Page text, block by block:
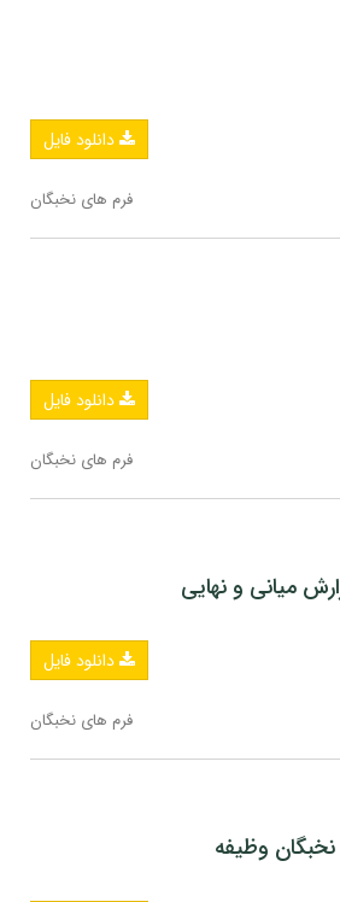
دانلود فایل
فرم های نخبگان
دانلود فایل
فرم های نخبگان
میانی و نهایی
دانلود فایل
فرم های نخبگان
وظیفه